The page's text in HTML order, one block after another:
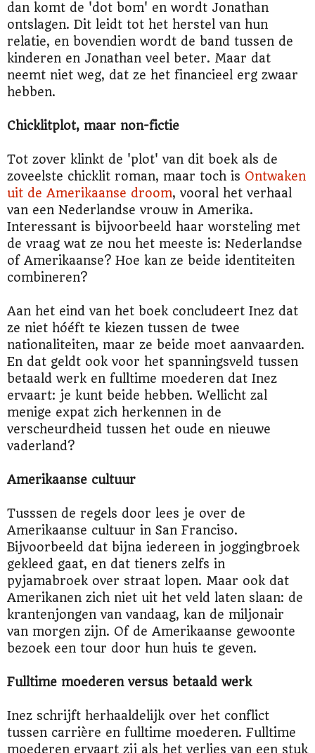
dan komt de 'dot bom' en wordt Jonathan
ontslagen. Dit leidt tot het herstel van hun
relatie, en bovendien wordt de band tussen de
kinderen en Jonathan veel beter. Maar dat
neemt niet weg, dat ze het financieel erg zwaar
hebben.
Chicklitplot, maar non-fictie
Tot zover klinkt de 'plot' van dit boek als de
zoveelste chicklit roman, maar toch is Ontwaken
uit de Amerikaanse droom, vooral het verhaal
van een Nederlandse vrouw in Amerika.
Interessant is bijvoorbeeld haar worsteling met
de vraag wat ze nou het meeste is: Nederlandse
of Amerikaanse? Hoe kan ze beide identiteiten
combineren?
Aan het eind van het boek concludeert Inez dat
ze niet hóéft te kiezen tussen de twee
nationaliteiten, maar ze beide moet aanvaarden.
En dat geldt ook voor het spanningsveld tussen
betaald werk en fulltime moederen dat Inez
ervaart: je kunt beide hebben. Wellicht zal
menige expat zich herkennen in de
verscheurdheid tussen het oude en nieuwe
vaderland?
Amerikaanse cultuur
Tusssen de regels door lees je over de
Amerikaanse cultuur in San Franciso.
Bijvoorbeeld dat bijna iedereen in joggingbroek
gekleed gaat, en dat tieners zelfs in
pyjamabroek over straat lopen. Maar ook dat
Amerikanen zich niet uit het veld laten slaan: de
krantenjongen van vandaag, kan de miljonair
van morgen zijn. Of de Amerikaanse gewoonte
bezoek een tour door hun huis te geven.
Fulltime moederen versus betaald werk
Inez schrijft herhaaldelijk over het conflict
tussen carrière en fulltime moederen. Fulltime
moederen ervaart zij als het verlies van een stuk